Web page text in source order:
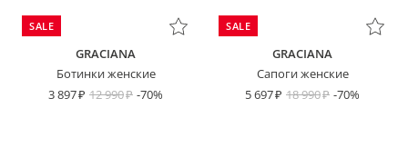
SALE
GRACIANA
Ботинки женские
3 897
12 990 -70%
SALE
GRACIANA
Сапоги женские
5 697
18 990 -70%